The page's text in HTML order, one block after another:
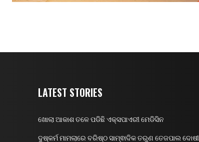
LATEST STORIES
ଖୋଲା ଆକାଶ ତଳେ ପଡିଛି ଏକ୍ସପାଏରୀ ମେଡିସିନ
ଦୁଷ୍କର୍ମ ମାମଲାରେ ବରିଷ୍ଠ ସାମ୍ଵାଦିକ ତରୁଣ ତେଜପାଲ ଦୋଷୀ